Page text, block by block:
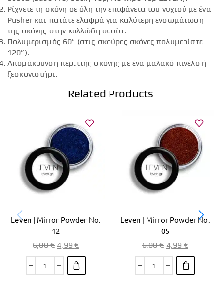
Ρίχνετε τη σκόνη σε όλη την επιφάνεια του νυχιού με ένα
Pusher και πατάτε ελαφρά για καλύτερη ενσωμάτωση
της σκόνης στην κολλώδη ουσία.
Πολυμερισμός 60” (στις σκούρες σκόνες πολυμερίστε
120”).
Απομάκρυνση περιττής σκόνης με ένα μαλακό πινέλο ή
ξεσκονιστήρι.
Related Products
Leven | Mirror Powder No.
12
6,00€ 4,99€
Leven | Mirror Powder No.
05
6,00€ 4,99 €